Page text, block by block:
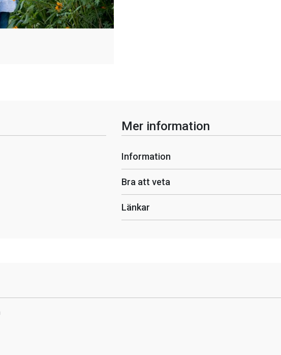
Mer information
Information
Bra att veta
Länkar